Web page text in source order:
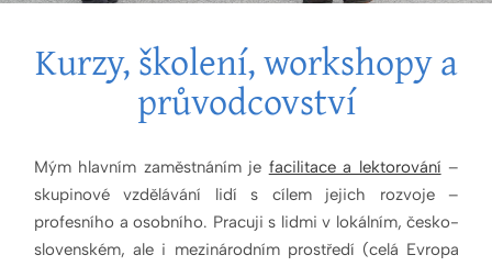
Kurzy, školení, workshopy a
průvodcovství
Mým hlavním zaměstnáním je facilitace a lektorování –
skupinové vzdělávání lidí s cílem jejich rozvoje –
profesního a osobního. Pracuji s lidmi v lokálním, česko-
slovenském, ale i mezinárodním prostředí (celá Evropa